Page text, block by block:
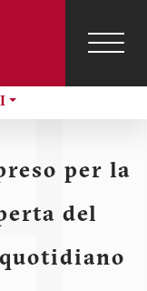
Menu
profilo
per la
del